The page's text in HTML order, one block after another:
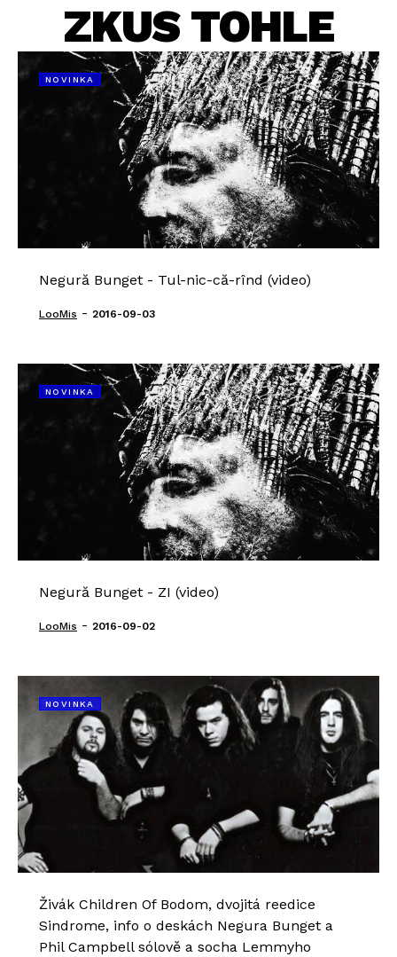
ZKUS TOHLE
NOVINKA
Negură Bunget - Tul-nic-că-rînd (video)
LooMis - 2016-09-03
NOVINKA
Negură Bunget - ZI (video)
LooMis - 2016-09-02
NOVINKA
Živák Children Of Bodom, dvojitá reedice
Sindrome, info o deskách Negura Bunget a
Phil Campbell sólově a socha Lemmyho